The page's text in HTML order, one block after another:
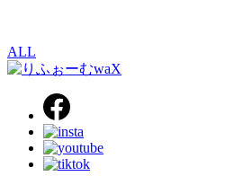
ALL